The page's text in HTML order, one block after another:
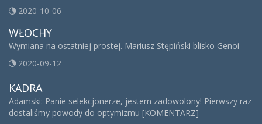
2020-10-06
WŁOCHY
Wymiana na ostatniej prostej. Mariusz Stępiński blisko Genoi
2020-09-12
KADRA
Adamski: Panie selekcjonerze, jestem zadowolony! Pierwszy raz
dostaliśmy powody do optymizmu [KOMENTARZ]